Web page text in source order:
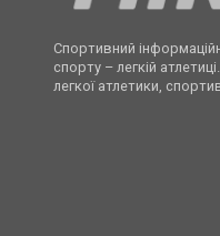
Спортивний
спорту – легкій
легкої атлетики,